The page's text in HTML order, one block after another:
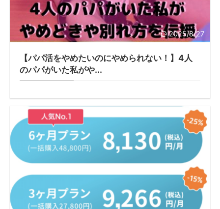
2025/8/27
【パパ活をやめたいのにやめられない！】4人
のパパがいた私がや...